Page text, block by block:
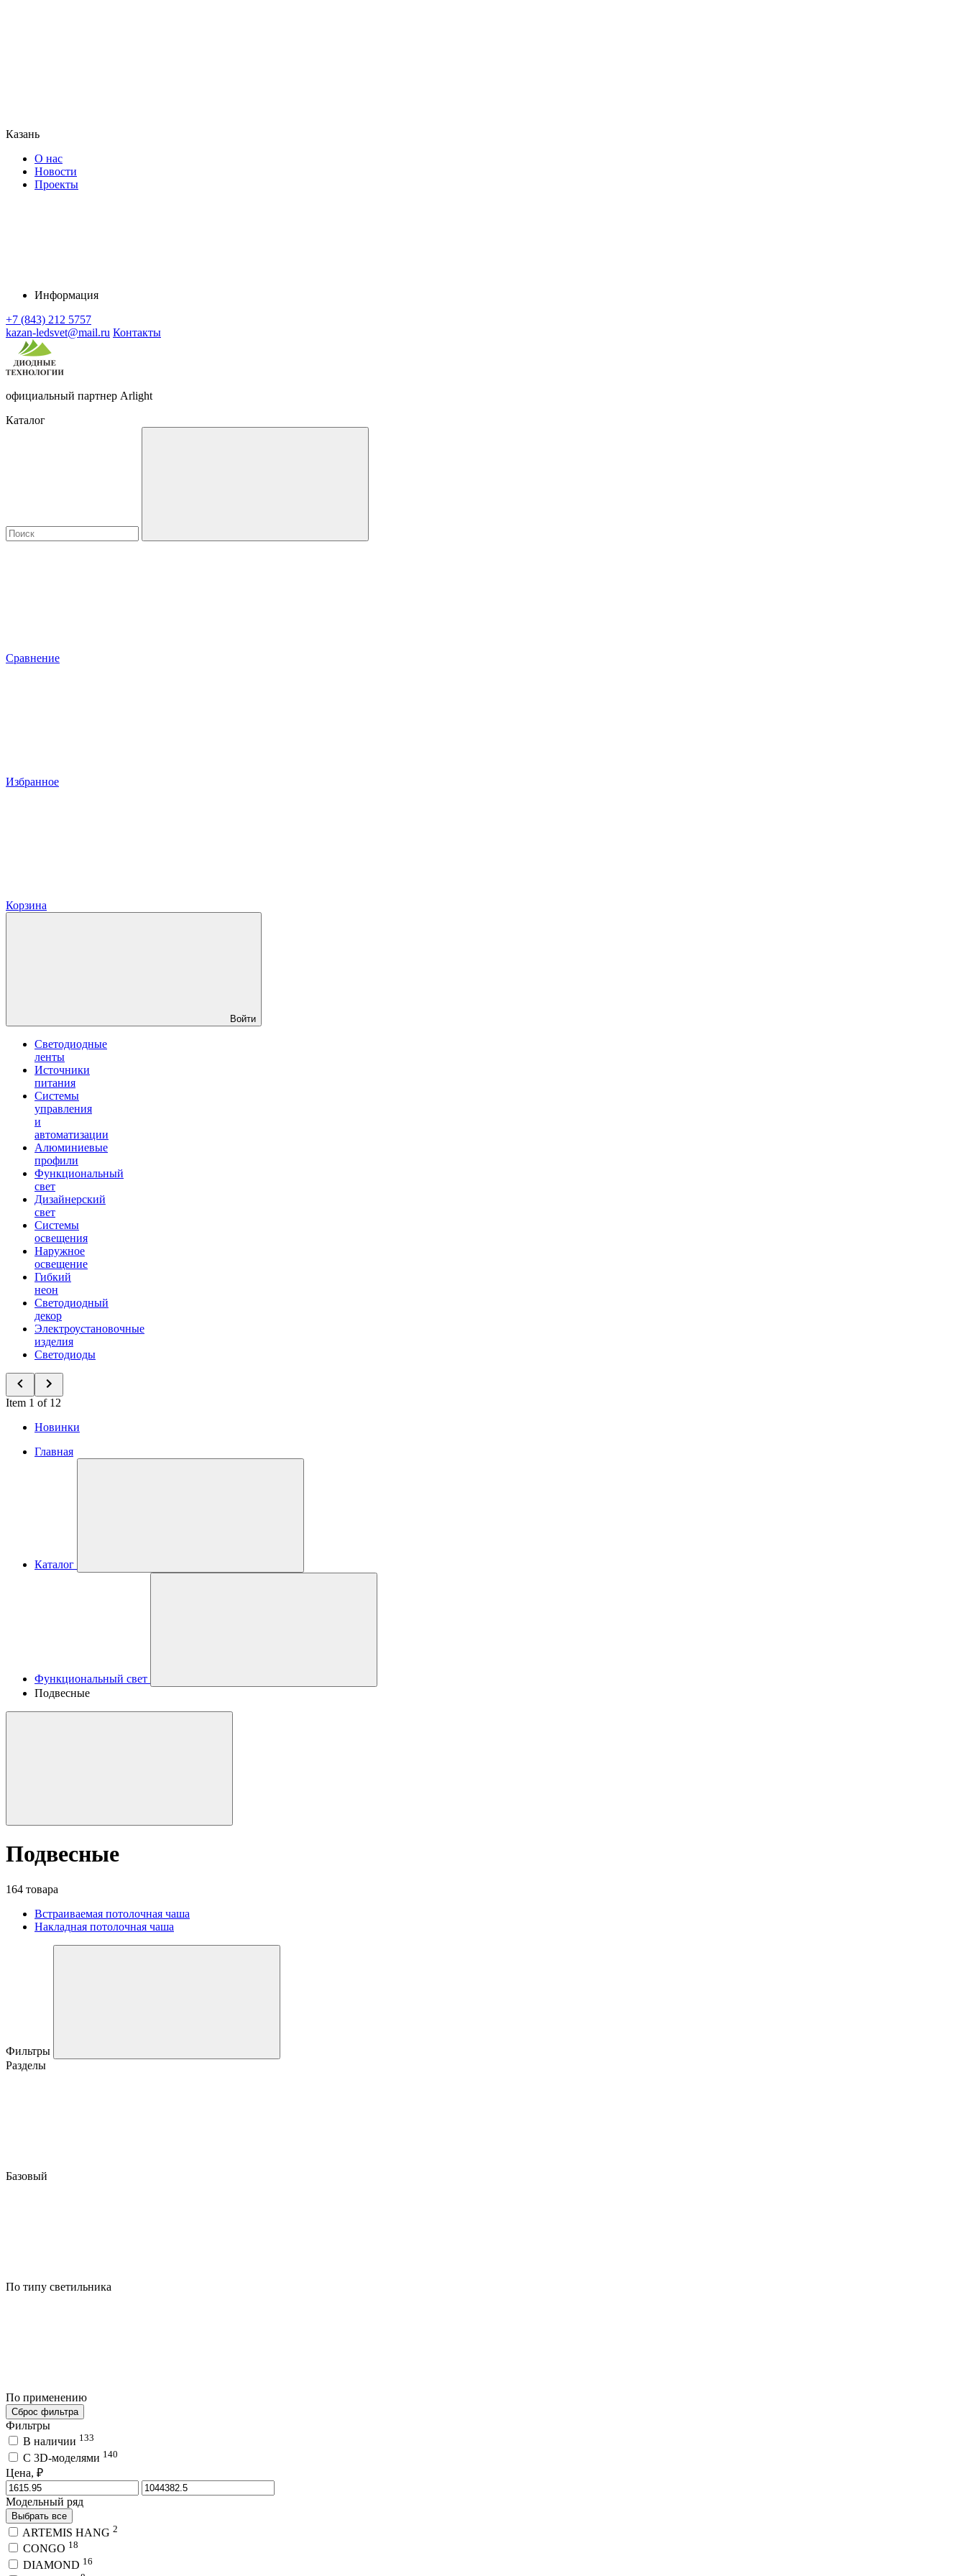
Казань
О нас
Новости
Проекты
Информация
+7 (843) 212 5757
kazan-ledsvet@mail.ru Контакты
официальный партнер Arlight
Каталог
Сравнение
Избранное
Корзина
Войти
Светодиодные
ленты
Источники
питания
Системы
управления
и
автоматизации
Алюминиевые
профили
Функциональный
свет
Дизайнерский
свет
Системы
освещения
Наружное
освещение
Гибкий
неон
Светодиодный
декор
Электроустановочные
изделия
Светодиоды
Item 1 of 12
Новинки
Главная
Каталог
Функциональный свет
Подвесные
Подвесные
164 товара
Встраиваемая потолочная чаша
Накладная потолочная чаша
Фильтры
Разделы
Базовый
По типу светильника
По применению
Сброс фильтра
Фильтры
В наличии 133
C 3D-моделями 140
Цена, ₽
Модельный ряд
Выбрать все
ARTEMIS HANG 2
CONGO 18
DIAMOND 16